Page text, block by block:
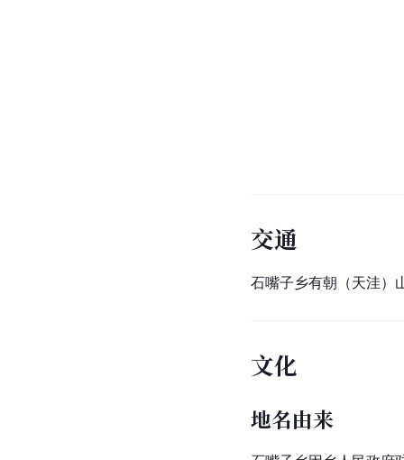
交通
石嘴子乡有朝（天洼）
文化
地名由来